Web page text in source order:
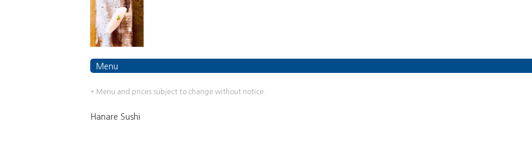
Menu
* Menu and prices subject to change without notice.
Hanare Sushi